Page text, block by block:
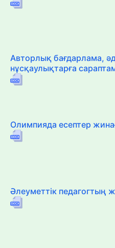
Авторлық бағдарлама,
нұсқаулықтарға
Олимпияда есептер
Әлеуметтік педагогтың